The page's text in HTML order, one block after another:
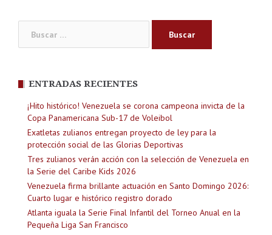
ENTRADAS RECIENTES
¡Hito histórico! Venezuela se corona campeona invicta de la
Copa Panamericana Sub-17 de Voleibol
Exatletas zulianos entregan proyecto de ley para la
protección social de las Glorias Deportivas
Tres zulianos verán acción con la selección de Venezuela en
la Serie del Caribe Kids 2026
Venezuela firma brillante actuación en Santo Domingo 2026:
Cuarto lugar e histórico registro dorado
Atlanta iguala la Serie Final Infantil del Torneo Anual en la
Pequeña Liga San Francisco